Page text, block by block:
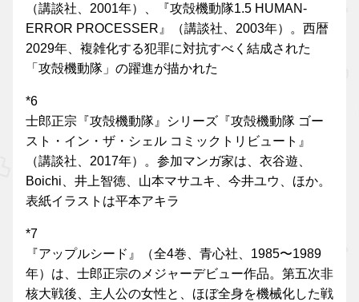
（講談社、2001年）、『攻殻機動隊1.5 HUMAN-
ERROR PROCESSER』（講談社、2003年）。西暦
2029年、複雑化する犯罪に対抗すべく結成された
「攻殻機動隊」の躍進が描かれた
*6
士郎正宗『攻殻機動隊』シリーズ『攻殻機動隊 ゴー
スト・イン・ザ・シェル コミックトリビュート』
（講談社、2017年）。参加マンガ家は、衣谷遊、
Boichi、井上智徳、山本マサユキ、今井ユウ、ほか。
表紙イラストは平本アキラ
*7
『アップルシード』（全4巻、青心社、1985〜1989
年）は、士郎正宗のメジャーデビュー作品。第五次非
核大戦後、主人公の女性と、ほぼ全身を機械化した戦